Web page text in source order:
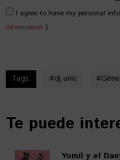
I agree to have my personal
information )
Tags: #dj unic #
Te puede
Yomil y el